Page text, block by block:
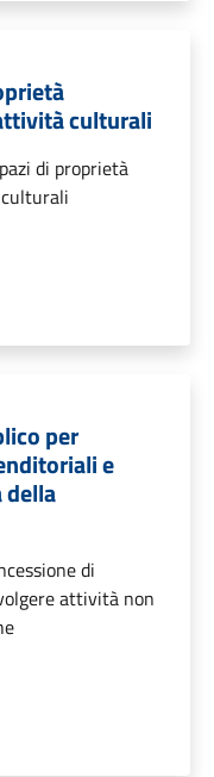
culturali
di proprietà
per
e
di
attività non